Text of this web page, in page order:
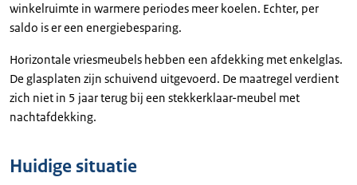
winkelruimte in warmere periodes meer koelen. Echter, per
saldo is er een energiebesparing.
Horizontale vriesmeubels hebben een afdekking met enkelglas.
De glasplaten zijn schuivend uitgevoerd. De maatregel verdient
zich niet in 5 jaar terug bij een stekkerklaar-meubel met
nachtafdekking.
Huidige situatie